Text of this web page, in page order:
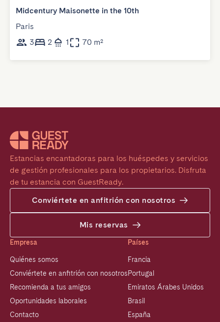
Midcentury Maisonette in the 10th
Paris
3
2 1 70 m²
Estancias encantadoras para los huéspedes y servicios
de gestión profesionales para los propietarios. Disfruta
de tu estancia con GuestReady.
Conviértete en anfitrión con nosotros
Mis reservas
Empresa
Quiénes somos
Conviértete en anfitrión con nosotros
Recomienda a tus amigos
Oportunidades laborales
Contacto
Países
Francia
Portugal
Emiratos Árabes Unidos
Brasil
España